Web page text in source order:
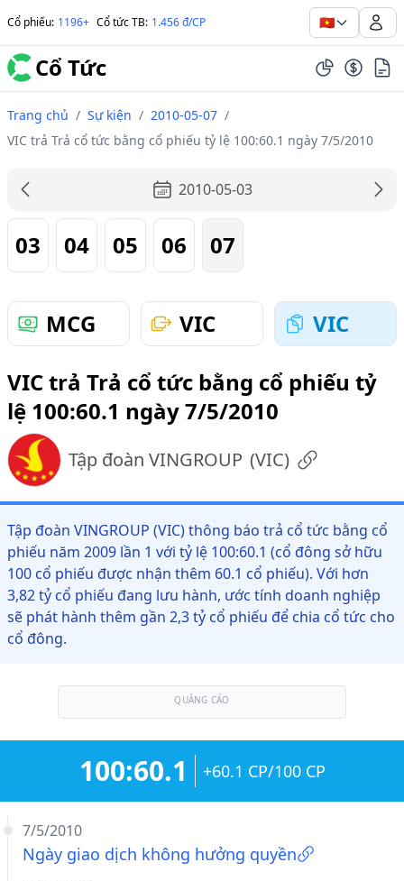
Cổ phiếu: 1196+ Cổ tức TB: 1.456 đ/CP 🇻🇳
Cổ Tức
Trang chủ / Sự kiện / 2010-05-07 /
VIC trả Trả cổ tức bằng cổ phiếu tỷ lệ 100:60.1 ngày 7/5/2010
2010-05-03
03 04 05 06 07
MCG VIC
VIC
VIC trả Trả cổ tức bằng cổ phiếu tỷ
lệ 100:60.1 ngày 7/5/2010
Tập đoàn VINGROUP (VIC)
Tập đoàn VINGROUP (VIC) thông báo trả cổ tức bằng cổ
phiếu năm 2009 lần 1 với tỷ lệ 100:60.1 (cổ đông sở hữu
100 cổ phiếu được nhận thêm 60.1 cổ phiếu). Với hơn
3,82 tỷ cổ phiếu đang lưu hành, ước tính doanh nghiệp
sẽ phát hành thêm gần 2,3 tỷ cổ phiếu để chia cổ tức cho
cổ đông.
QUẢNG CÁO
7/5/2010
Ngày giao dịch không hưởng quyền
100:60.1 +60.1 CP/100 CP